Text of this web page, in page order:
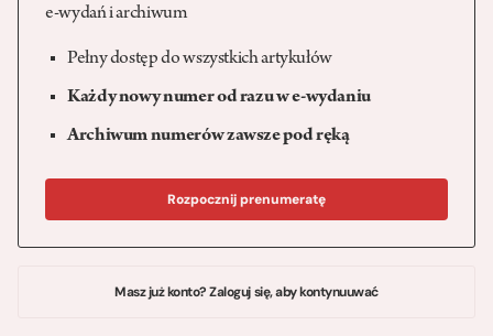
e-wydań i archiwum
Pełny dostęp do wszystkich artykułów
Każdy nowy numer od razu w e-wydaniu
Archiwum numerów zawsze pod ręką
Rozpocznij prenumeratę
Masz już konto? Zaloguj się, aby kontynuuwać